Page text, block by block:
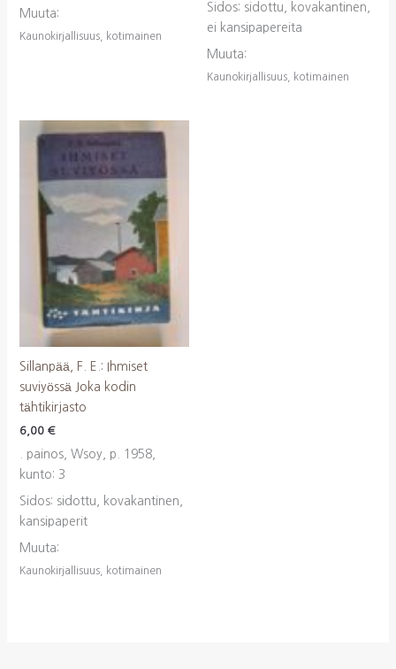
Muuta:
Kaunokirjallisuus, kotimainen
Sidos: sidottu, kovakantinen,
ei kansipapereita
Muuta:
Kaunokirjallisuus, kotimainen
Sillanpää, F. E.: Ihmiset
suviyössä Joka kodin
tähtikirjasto
6,00 €
. painos, Wsoy, p. 1958,
kunto: 3
Sidos: sidottu, kovakantinen,
kansipaperit
Muuta:
Kaunokirjallisuus, kotimainen